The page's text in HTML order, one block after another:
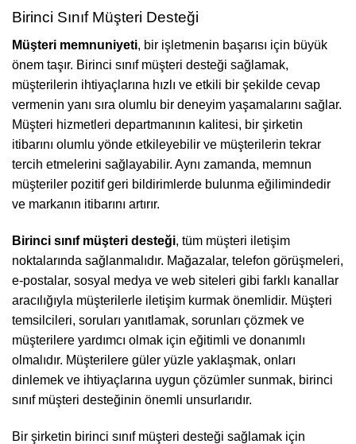
Birinci Sınıf Müşteri Desteği
Müşteri memnuniyeti, bir işletmenin başarısı için büyük
önem taşır. Birinci sınıf müşteri desteği sağlamak,
müşterilerin ihtiyaçlarına hızlı ve etkili bir şekilde cevap
vermenin yanı sıra olumlu bir deneyim yaşamalarını sağlar.
Müşteri hizmetleri departmanının kalitesi, bir şirketin
itibarını olumlu yönde etkileyebilir ve müşterilerin tekrar
tercih etmelerini sağlayabilir. Aynı zamanda, memnun
müşteriler pozitif geri bildirimlerde bulunma eğilimindedir
ve markanın itibarını artırır.
Birinci sınıf müşteri desteği, tüm müşteri iletişim
noktalarında sağlanmalıdır. Mağazalar, telefon görüşmeleri,
e-postalar, sosyal medya ve web siteleri gibi farklı kanallar
aracılığıyla müşterilerle iletişim kurmak önemlidir. Müşteri
temsilcileri, soruları yanıtlamak, sorunları çözmek ve
müşterilere yardımcı olmak için eğitimli ve donanımlı
olmalıdır. Müşterilere güler yüzle yaklaşmak, onları
dinlemek ve ihtiyaçlarına uygun çözümler sunmak, birinci
sınıf müşteri desteğinin önemli unsurlarıdır.
Bir şirketin birinci sınıf müşteri desteği sağlamak için